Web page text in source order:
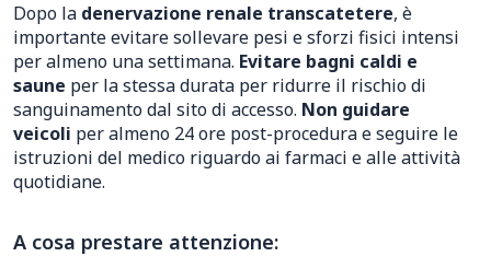
Dopo la denervazione renale transcatetere, è
importante evitare sollevare pesi e sforzi fisici intensi
per almeno una settimana. Evitare bagni caldi e
saune per la stessa durata per ridurre il rischio di
sanguinamento dal sito di accesso. Non guidare
veicoli per almeno 24 ore post-procedura e seguire le
istruzioni del medico riguardo ai farmaci e alle attività
quotidiane.
A cosa prestare attenzione: